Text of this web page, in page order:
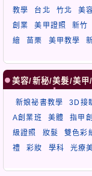
教學
台北 竹北 美
創業
美甲證照 新竹
繪
苗栗 美甲教學
美容/新秘/美髮/美
新娘祕書教學 3D接
A創業班
美體 指甲
級證照
妝髮 雙色彩
禮
彩妝 學科 光療